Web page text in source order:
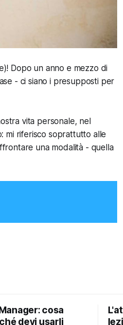
Dopo un anno e mezzo di
- ci siano i presupposti per
vita personale, nel
mi riferisco soprattutto alle
una modalità - quella
cosa
devi usarli